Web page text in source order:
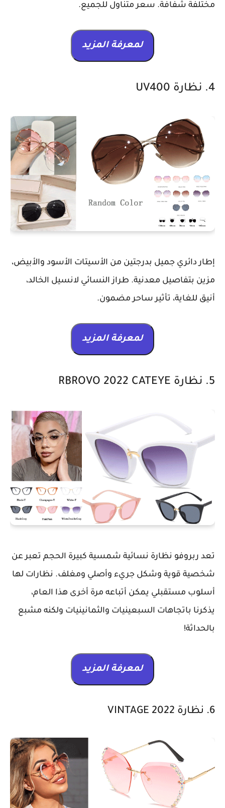
مختلفة شفافة. سعر متناول للجميع.
لمعرفة المزيد
4. نظارة UV400
إطار دائري جميل بدرجتين من الأسيتات الأسود والأبيض،
مزين بتفاصيل معدنية. طراز النسائي لانسيل الخالد،
أنيق للغاية، تأثير ساحر مضمون.
لمعرفة المزيد
5. نظارة RBROVO 2022 CATEYE
تعد ربروفو نظارة نسائية شمسية كبيرة الحجم تعبر عن
شخصية قوية وشكل جريء وأصلي ومغلف. نظارات لها
أسلوب مستقبلي يمكن أتباعه مرة أخرى هذا العام،
يذكرنا باتجاهات السبعينيات والثمانينيات ولكنه مشبع
بالحداثة!
لمعرفة المزيد
6. نظارة 2022 VINTAGE